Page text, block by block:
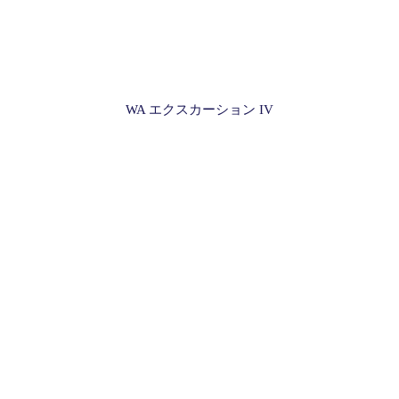
WA エクスカーション IV